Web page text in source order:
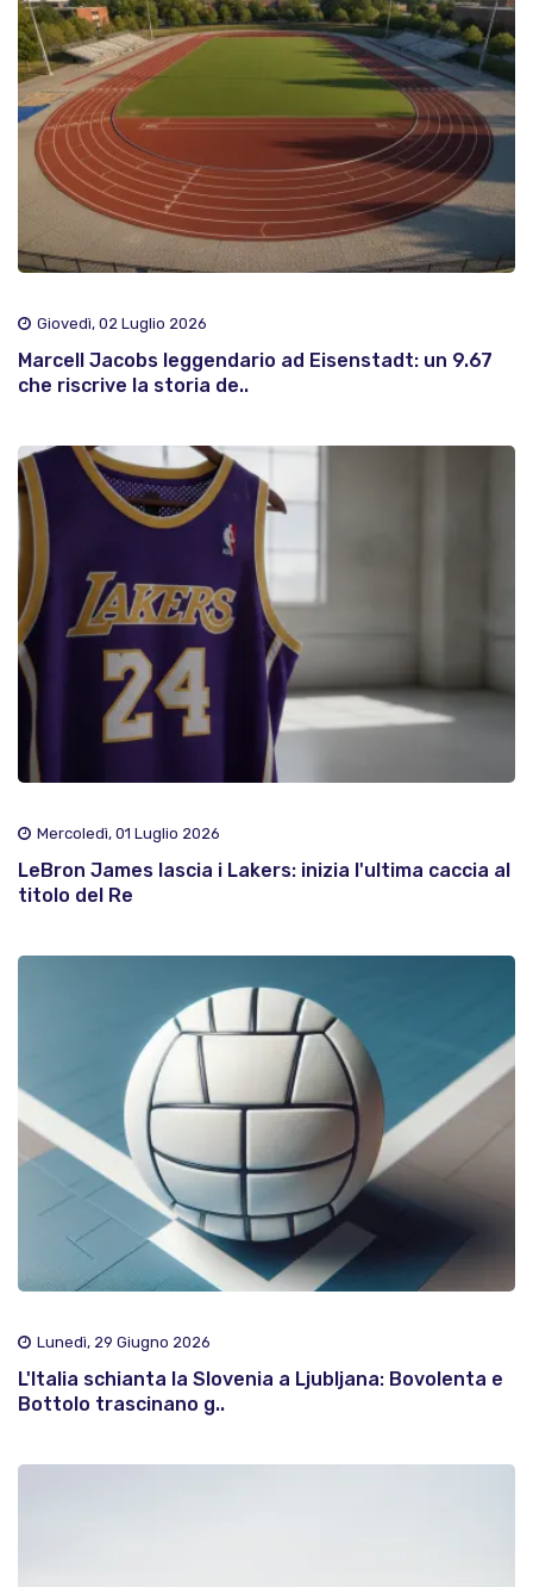
Giovedì, 02 Luglio 2026
Marcell Jacobs leggendario ad Eisenstadt: un 9.67
che riscrive la storia de..
Mercoledì, 01 Luglio 2026
LeBron James lascia i Lakers: inizia l'ultima caccia al
titolo del Re
Lunedì, 29 Giugno 2026
L'Italia schianta la Slovenia a Ljubljana: Bovolenta e
Bottolo trascinano g..